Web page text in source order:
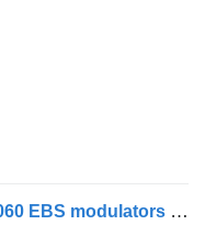
WABCO CF450 (01.18-) 4801066060 EBS modulators paredzēts DAF CF450, CF460 (2017-) vilcēja